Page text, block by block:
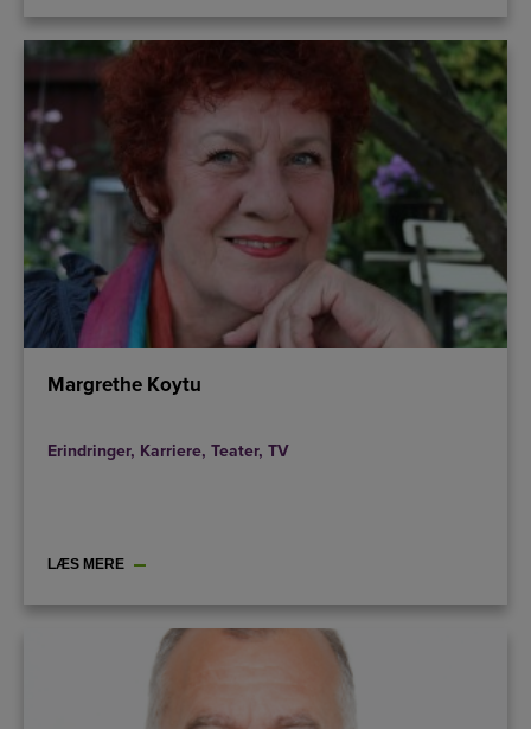
Margrethe Koytu
Erindringer, Karriere, Teater, TV
LÆS MERE